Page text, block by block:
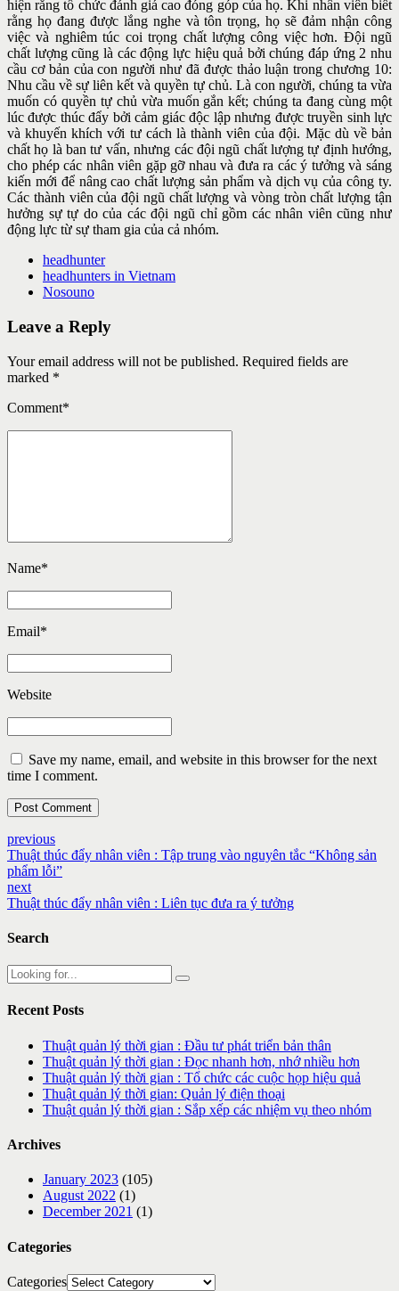
hiện rằng tổ chức đánh giá cao đóng góp của họ. Khi nhân viên biết
rằng họ đang được lắng nghe và tôntrọng, họ sẽ đảm nhận công
việc và nghiêm túc coi trọng chất lượngcông việc hơn. Đội ngũ
chất lượng cũng là các động lực hiệu quả bởichúng đáp ứng 2 nhu
cầu cơ bản của con người như đã được thảo luận trong chương 10:
Nhu cầu về sự liên kết và quyền tự chủ. Là con người, chúng ta vừa
muốn có quyền tự chủ vừa muốn gắn kết; chúng ta đang cùng một
lúc được thúc đẩy bởi cảm giác độc lập nhưng được truyền sinh lực
và khuyến khích với tư cách là thành viên của đội. Mặc dù về bản
chất họ là ban tư vấn, nhưng các đội ngũ chất lượng tự định hướng,
cho phép các nhân viên gặp gỡ nhau và đưa ra các ý tưởng và sáng
kiến mới để nâng cao chất lượng sản phẩm và dịch vụ của công ty.
Các thành viên của đội ngũ chất lượng và vòng tròn chất lượng tận
hưởng sự tự do của các đội ngũ chỉ gồm các nhân viên cũng như
động lực từ sự tham gia của cả nhóm.
headhunter
headhunters in Vietnam
Nosouno
Leave a Reply
Your email address will not be published. Required fields are
marked *
Comment*
Name*
Email*
Website
Save my name, email, and website in this browser for the next
time I comment.
Post Comment
previous
Thuật thúc đẩy nhân viên : Tập trung vào nguyên tắc “Không sản
phẩm lỗi”
next
Thuật thúc đẩy nhân viên : Liên tục đưa ra ý tưởng
Search
Recent Posts
Thuật quản lý thời gian : Đầu tư phát triển bản thân
Thuật quản lý thời gian : Đọc nhanh hơn, nhớ nhiều hơn
Thuật quản lý thời gian : Tổ chức các cuộc họp hiệu quả
Thuật quản lý thời gian: Quản lý điện thoại
Thuật quản lý thời gian : Sắp xếp các nhiệm vụ theo nhóm
Archives
January 2023 (105)
August 2022 (1)
December 2021 (1)
Categories
Categories